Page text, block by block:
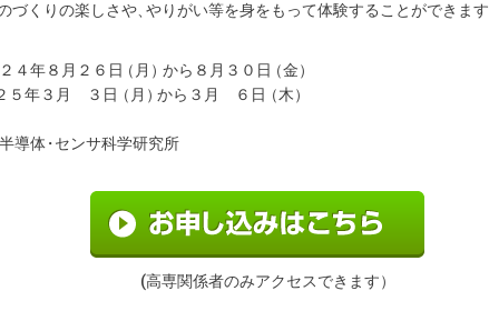
づくりの楽しさや、やりがい等を身をもって体験することができます
４年８月２６ 日（月 ） から８月３０ 日（金）
３月 ３ 日（月 ） から３月 ６ 日（木）
導体・センサ科学研究所
(高専関係者のみアクセスできます）